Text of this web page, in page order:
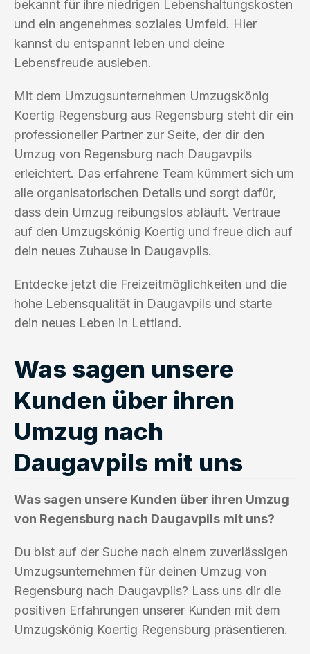
bekannt für ihre niedrigen Lebenshaltungskosten
und ein angenehmes soziales Umfeld. Hier
kannst du entspannt leben und deine
Lebensfreude ausleben.
Mit dem Umzugsunternehmen Umzugskönig
Koertig Regensburg aus Regensburg steht dir ein
professioneller Partner zur Seite, der dir den
Umzug von Regensburg nach Daugavpils
erleichtert. Das erfahrene Team kümmert sich um
alle organisatorischen Details und sorgt dafür,
dass dein Umzug reibungslos abläuft. Vertraue
auf den Umzugskönig Koertig und freue dich auf
dein neues Zuhause in Daugavpils.
Entdecke jetzt die Freizeitmöglichkeiten und die
hohe Lebensqualität in Daugavpils und starte
dein neues Leben in Lettland.
Was sagen unsere
Kunden über ihren
Umzug nach
Daugavpils mit uns
Was sagen unsere Kunden über ihren Umzug
von Regensburg nach Daugavpils mit uns?
Du bist auf der Suche nach einem zuverlässigen
Umzugsunternehmen für deinen Umzug von
Regensburg nach Daugavpils? Lass uns dir die
positiven Erfahrungen unserer Kunden mit dem
Umzugskönig Koertig Regensburg präsentieren.